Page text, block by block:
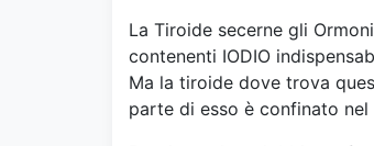
La Tiroide secerne gli
contenenti IODIO
Ma la tiroide dove trova
parte di esso è confinato nel